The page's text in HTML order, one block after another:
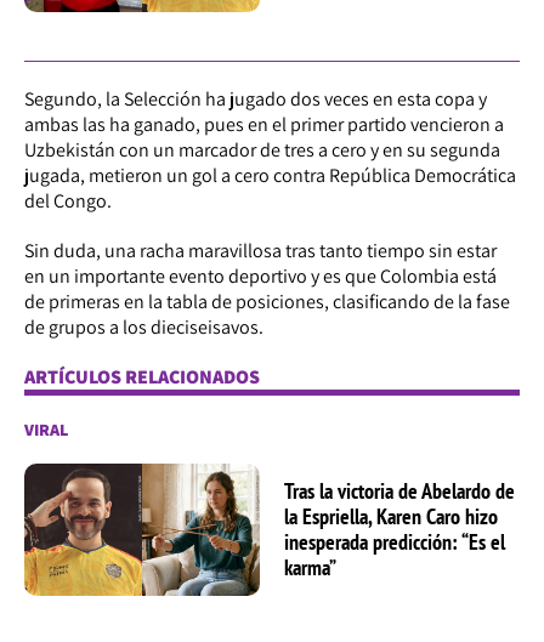
Segundo, la Selección ha jugado dos veces en esta copa y
ambas las ha ganado, pues en el primer partido vencieron a
Uzbekistán con un marcador de tres a cero y en su segunda
jugada, metieron un gol a cero contra República Democrática
del Congo.
Sin duda, una racha maravillosa tras tanto tiempo sin estar
en un importante evento deportivo y es que Colombia está
de primeras en la tabla de posiciones, clasificando de la fase
de grupos a los dieciseisavos.
ARTÍCULOS RELACIONADOS
VIRAL
Tras la victoria de Abelardo de
la Espriella, Karen Caro hizo
inesperada predicción: “Es el
karma”